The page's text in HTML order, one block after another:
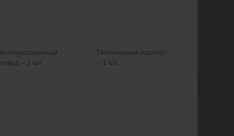
Компрессионный
отвод – 1 шт.
Технический паспорт
– 1 шт.